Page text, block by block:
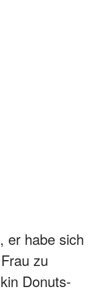
er habe sich
zu
Donuts-